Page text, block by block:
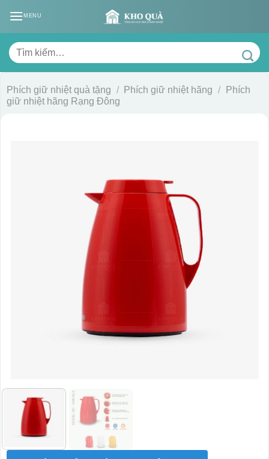
MENU
Tìm
kiếm:
Phích giữ nhiệt quà tặng / Phích giữ nhiệt hãng /
Phích
giữ nhiệt hãng Rạng Đông